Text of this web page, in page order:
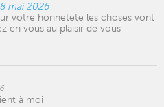
mai 2026
votre honnetete les choses vont
en vous au plaisir de vous
à moi